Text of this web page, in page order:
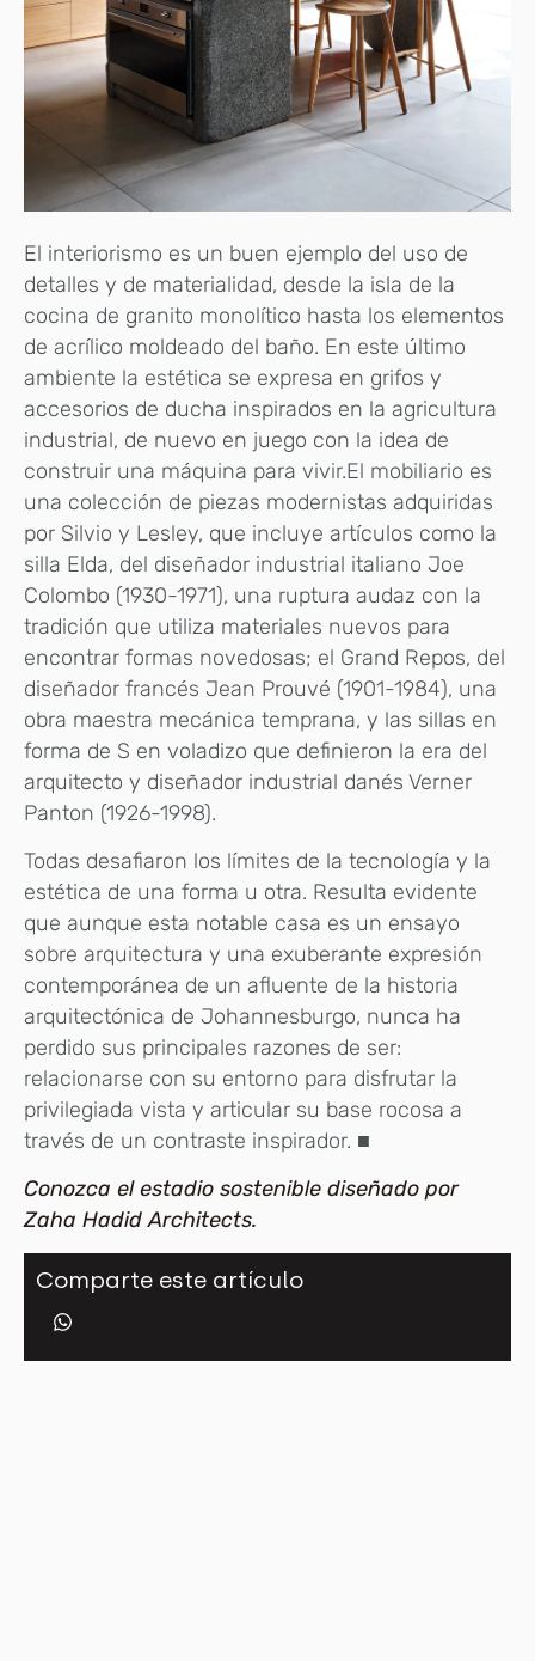
El interiorismo es un buen ejemplo del uso de
detalles y de materialidad, desde la isla de la
cocina de granito monolítico hasta los elementos
de acrílico moldeado del baño. En este último
ambiente la estética se expresa en grifos y
accesorios de ducha inspirados en la agricultura
industrial, de nuevo en juego con la idea de
construir una máquina para vivir.El mobiliario es
una colección de piezas modernistas adquiridas
por Silvio y Lesley, que incluye artículos como la
silla Elda, del diseñador industrial italiano Joe
Colombo (1930-1971), una ruptura audaz con la
tradición que utiliza materiales nuevos para
encontrar formas novedosas; el Grand Repos, del
diseñador francés Jean Prouvé (1901-1984), una
obra maestra mecánica temprana, y las sillas en
forma de S en voladizo que definieron la era del
arquitecto y diseñador industrial danés Verner
Panton (1926-1998).
Todas desafiaron los límites de la tecnología y la
estética de una forma u otra. Resulta evidente
que aunque esta notable casa es un ensayo
sobre arquitectura y una exuberante expresión
contemporánea de un afluente de la historia
arquitectónica de Johannesburgo, nunca ha
perdido sus principales razones de ser:
relacionarse con su entorno para disfrutar la
privilegiada vista y articular su base rocosa a
través de un contraste inspirador. ■
Conozca el estadio sostenible diseñado por
Zaha Hadid Architects.
Comparte este artículo